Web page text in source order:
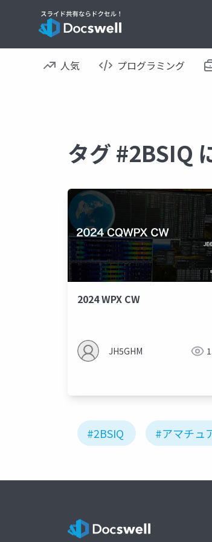
人気 プログラミング
タグ #2BSIQ
2024 WPX CW
JH5GHM
#2BSIQ #アマチュ